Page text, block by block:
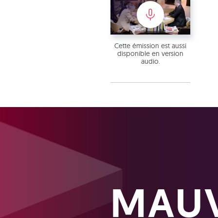
Cette émission est aussi
disponible en version
audio.